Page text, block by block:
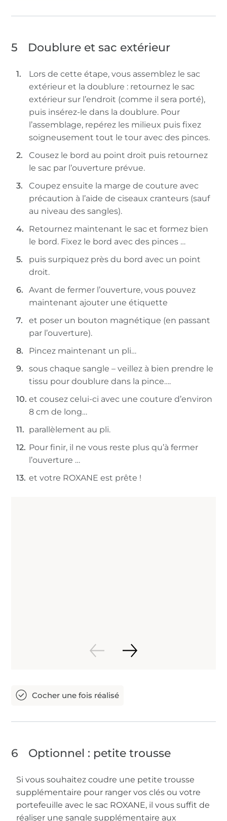
5 Doublure et sac extérieur
Lors de cette étape, vous assemblez le sac
extérieur et la doublure : retournez le sac
extérieur sur l’endroit (comme il sera porté),
puis insérez-le dans la doublure. Pour
l’assemblage, repérez les milieux puis fixez
soigneusement tout le tour avec des pinces.
Cousez le bord au point droit puis retournez
le sac par l’ouverture prévue.
Coupez ensuite la marge de couture avec
précaution à l’aide de ciseaux cranteurs (sauf
au niveau des sangles).
Retournez maintenant le sac et formez bien
le bord. Fixez le bord avec des pinces …
puis surpiquez près du bord avec un point
droit.
Avant de fermer l’ouverture, vous pouvez
maintenant ajouter une étiquette
et poser un bouton magnétique (en passant
par l’ouverture).
Pincez maintenant un pli…
sous chaque sangle – veillez à bien prendre le
tissu pour doublure dans la pince….
et cousez celui-ci avec une couture d’environ
8 cm de long…
parallèlement au pli.
Pour finir, il ne vous reste plus qu’à fermer
l’ouverture …
et votre ROXANE est prête !
6 Optionnel : petite trousse
Si vous souhaitez coudre une petite trousse
supplémentaire pour ranger vos clés ou votre
portefeuille avec le sac ROXANE, il vous suffit de
réaliser une sangle supplémentaire aux